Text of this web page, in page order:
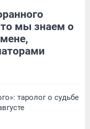
мы знаем о
таролог о судьбе